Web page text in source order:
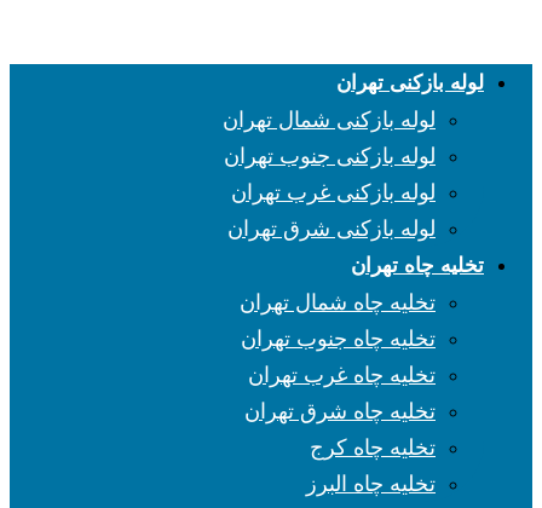
لوله بازکنی تهران
لوله بازکنی شمال تهران
لوله بازکنی جنوب تهران
لوله بازکنی غرب تهران
لوله بازکنی شرق تهران
تخلیه چاه تهران
تخلیه چاه شمال تهران
تخلیه چاه جنوب تهران
تخلیه چاه غرب تهران
تخلیه چاه شرق تهران
تخلیه چاه کرج
تخلیه چاه البرز